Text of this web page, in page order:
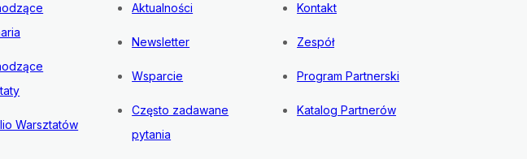
Warsztatów
Aktualności
Newsletter
Wsparcie
Często zadawane
pytania
Kontakt
Zespół
Program Partnerski
Katalog Partnerów